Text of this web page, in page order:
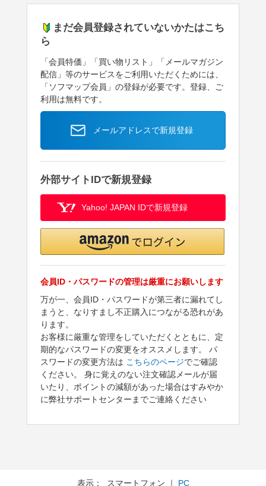
まだ会員登録されていないかたはこち
ら
「会員特価」「買い物リスト」「メールマガジン
配信」等のサービスをご利用いただくためには、
「ソフマップ会員」の登録が必要です。登録、ご
利用は無料です。
メールアドレスで新規登録
外部サイトIDで新規登録
Yahoo! JAPAN IDで新規登録
会員ID・パスワードの管理は厳重にお願いします
万が一、会員ID・パスワードが第三者に漏れてし
まうと、なりすまし不正購入につながる恐れがあ
ります。
お客様に厳重な管理をしていただくとともに、定
期的なパスワードの変更をオススメします。 パ
スワードの変更方法は こちらのページでご確認
ください。 身に覚えのない注文確認メールが届
いたり、ポイントの減額があった場合はすみやか
に弊社サポートセンターまでご連絡ください
表示： スマートフォン ｜ PC